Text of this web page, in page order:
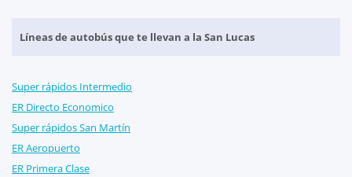
Líneas de autobús que te llevan a la San Lucas
Super rápidos Intermedio
ER Directo Economico
Super rápidos San Martín
ER Aeropuerto
ER Primera Clase